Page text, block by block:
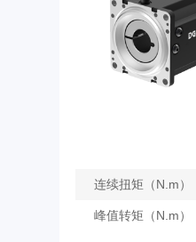
连续扭矩（N.m）
峰值转矩（N.m）